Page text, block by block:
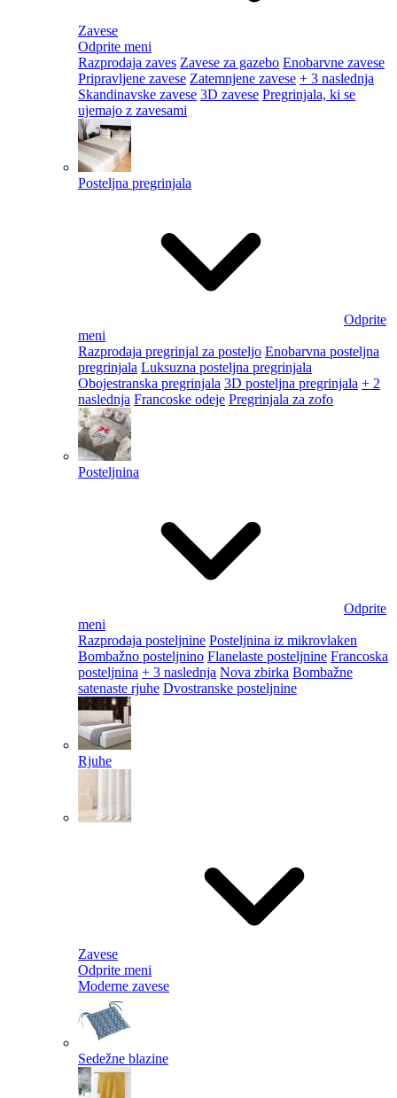
Zavese
Odprite meni
Razprodaja zaves Zavese za gazebo Enobarvne zavese
Pripravljene zavese Zatemnjene zavese + 3 naslednja
Skandinavske zavese 3D zavese Pregrinjala, ki se
ujemajo z zavesami
Posteljna pregrinjala
Odprite
meni
Razprodaja pregrinjal za posteljo Enobarvna posteljna
pregrinjala Luksuzna posteljna pregrinjala
Obojestranska pregrinjala 3D posteljna pregrinjala + 2
naslednja Francoske odeje Pregrinjala za zofo
Posteljnina
Odprite
meni
Razprodaja posteljnine Posteljnina iz mikrovlaken
Bombažno posteljnino Flanelaste posteljnine Francoska
posteljnina + 3 naslednja Nova zbirka Bombažne
satenaste rjuhe Dvostranske posteljnine
Rjuhe
Zavese
Odprite meni
Moderne zavese
Sedežne blazine